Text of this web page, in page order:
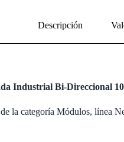
Descripción
Industrial Bi-Direccional
la categoría Módulos, línea